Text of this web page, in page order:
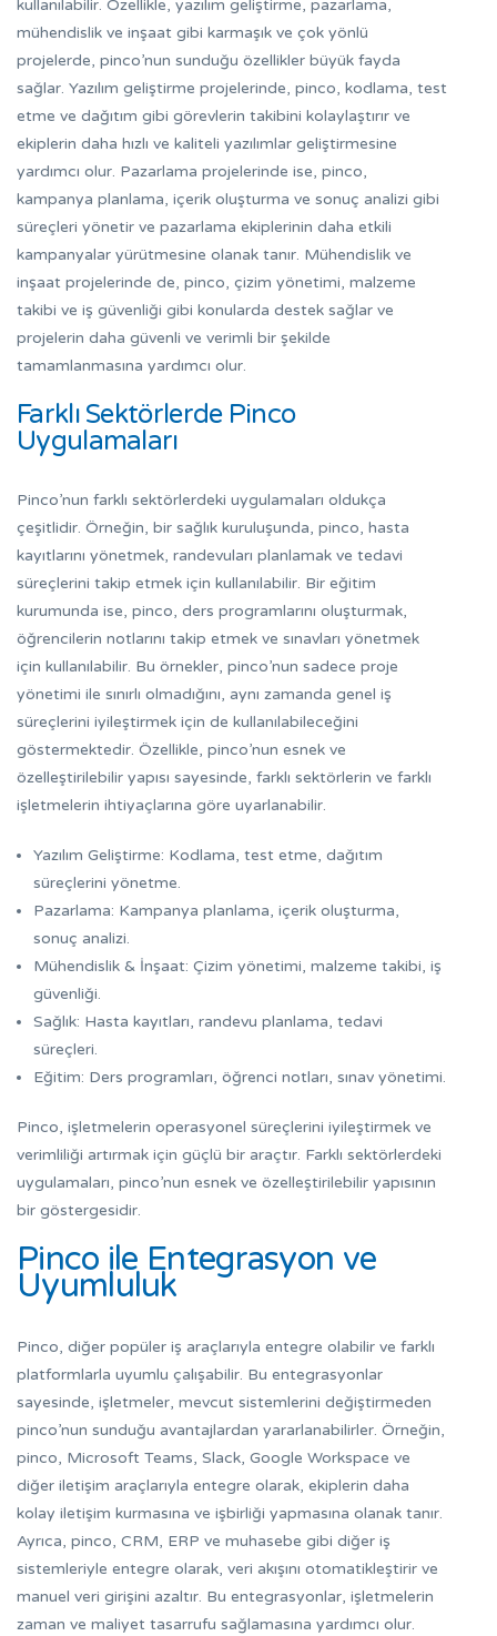
kullanılabilir. Özellikle, yazılım geliştirme, pazarlama,
mühendislik ve inşaat gibi karmaşık ve çok yönlü
projelerde, pinco’nun sunduğu özellikler büyük fayda
sağlar. Yazılım geliştirme projelerinde, pinco, kodlama, test
etme ve dağıtım gibi görevlerin takibini kolaylaştırır ve
ekiplerin daha hızlı ve kaliteli yazılımlar geliştirmesine
yardımcı olur. Pazarlama projelerinde ise, pinco,
kampanya planlama, içerik oluşturma ve sonuç analizi gibi
süreçleri yönetir ve pazarlama ekiplerinin daha etkili
kampanyalar yürütmesine olanak tanır. Mühendislik ve
inşaat projelerinde de, pinco, çizim yönetimi, malzeme
takibi ve iş güvenliği gibi konularda destek sağlar ve
projelerin daha güvenli ve verimli bir şekilde
tamamlanmasına yardımcı olur.
Farklı Sektörlerde Pinco
Uygulamaları
Pinco’nun farklı sektörlerdeki uygulamaları oldukça
çeşitlidir. Örneğin, bir sağlık kuruluşunda, pinco, hasta
kayıtlarını yönetmek, randevuları planlamak ve tedavi
süreçlerini takip etmek için kullanılabilir. Bir eğitim
kurumunda ise, pinco, ders programlarını oluşturmak,
öğrencilerin notlarını takip etmek ve sınavları yönetmek
için kullanılabilir. Bu örnekler, pinco’nun sadece proje
yönetimi ile sınırlı olmadığını, aynı zamanda genel iş
süreçlerini iyileştirmek için de kullanılabileceğini
göstermektedir. Özellikle, pinco’nun esnek ve
özelleştirilebilir yapısı sayesinde, farklı sektörlerin ve farklı
işletmelerin ihtiyaçlarına göre uyarlanabilir.
Yazılım Geliştirme: Kodlama, test etme, dağıtım
süreçlerini yönetme.
Pazarlama: Kampanya planlama, içerik oluşturma,
sonuç analizi.
Mühendislik & İnşaat: Çizim yönetimi, malzeme takibi, iş
güvenliği.
Sağlık: Hasta kayıtları, randevu planlama, tedavi
süreçleri.
Eğitim: Ders programları, öğrenci notları, sınav yönetimi.
Pinco, işletmelerin operasyonel süreçlerini iyileştirmek ve
verimliliği artırmak için güçlü bir araçtır. Farklı sektörlerdeki
uygulamaları, pinco’nun esnek ve özelleştirilebilir yapısının
bir göstergesidir.
Pinco ile Entegrasyon ve
Uyumluluk
Pinco, diğer popüler iş araçlarıyla entegre olabilir ve farklı
platformlarla uyumlu çalışabilir. Bu entegrasyonlar
sayesinde, işletmeler, mevcut sistemlerini değiştirmeden
pinco’nun sunduğu avantajlardan yararlanabilirler. Örneğin,
pinco, Microsoft Teams, Slack, Google Workspace ve
diğer iletişim araçlarıyla entegre olarak, ekiplerin daha
kolay iletişim kurmasına ve işbirliği yapmasına olanak tanır.
Ayrıca, pinco, CRM, ERP ve muhasebe gibi diğer iş
sistemleriyle entegre olarak, veri akışını otomatikleştirir ve
manuel veri girişini azaltır. Bu entegrasyonlar, işletmelerin
zaman ve maliyet tasarrufu sağlamasına yardımcı olur.